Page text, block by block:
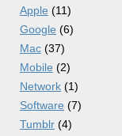
Apple (11)
Google (6)
Mac (37)
Mobile (2)
Network (1)
Software (7)
Tumblr (4)